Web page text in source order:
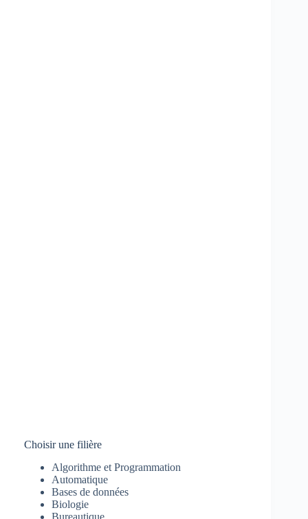
Choisir une filière
Algorithme et Programmation
Automatique
Bases de données
Biologie
Bureautique